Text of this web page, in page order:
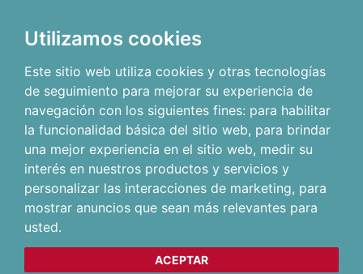
Utilizamos cookies
Este sitio web utiliza cookies y otras tecnologías
de seguimiento para mejorar su experiencia de
navegación con los siguientes fines: para habilitar
la funcionalidad básica del sitio web, para brindar
una mejor experiencia en el sitio web, medir su
interés en nuestros productos y servicios y
personalizar las interacciones de marketing, para
mostrar anuncios que sean más relevantes para
usted.
ACEPTAR